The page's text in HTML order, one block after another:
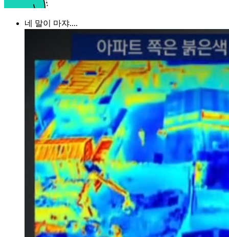
네 말이 마쟈....